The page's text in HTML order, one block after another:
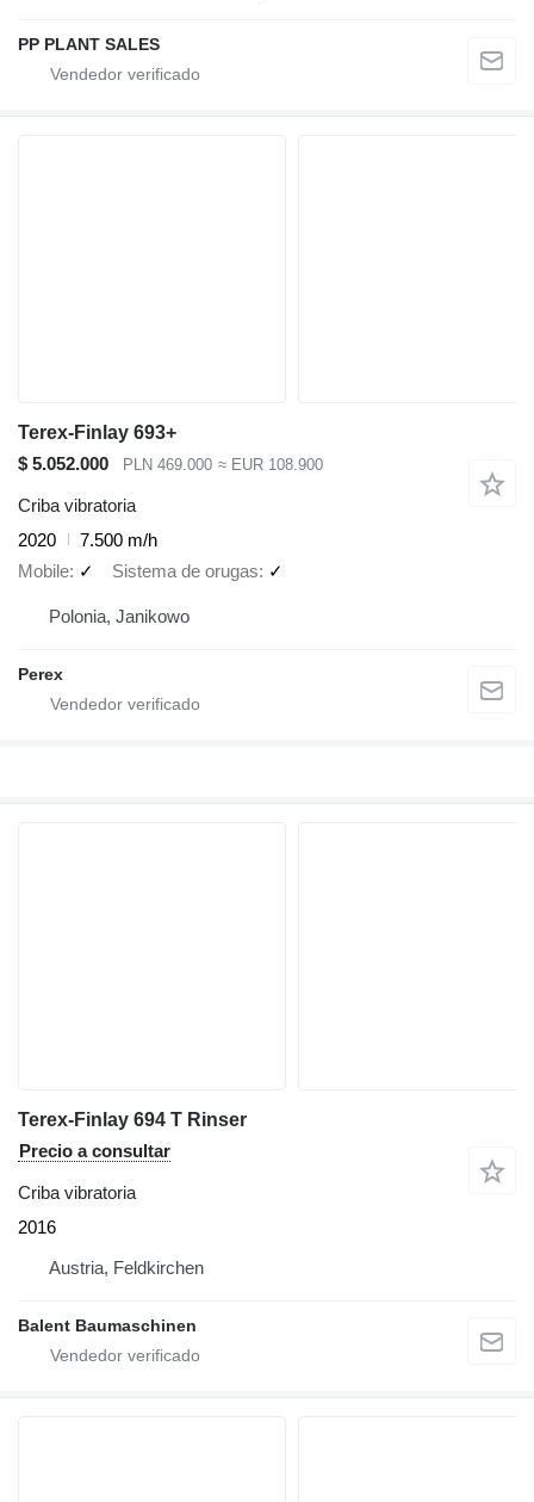
PP PLANT SALES
Terex-Finlay 693+
$ 5.052.000
PLN 469.000 ≈ EUR 108.900
Criba vibratoria
2020
7.500 m/h
Mobile ✓ Sistema de orugas ✓
Polonia, Janikowo
Perex
Terex-Finlay 694 T Rinser
Precio a consultar
Criba vibratoria
2016
Austria, Feldkirchen
Balent Baumaschinen